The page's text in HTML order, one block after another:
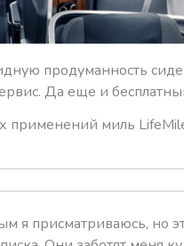
продуманность
Да еще и
применений миль
я присматриваюсь, но